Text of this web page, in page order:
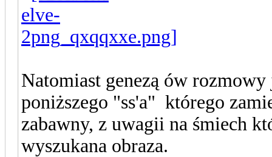
Natomiast genezą ów
poniższego "ss'a" którego
zabawny, z uwagii na śmiech
wyszukana obraza.